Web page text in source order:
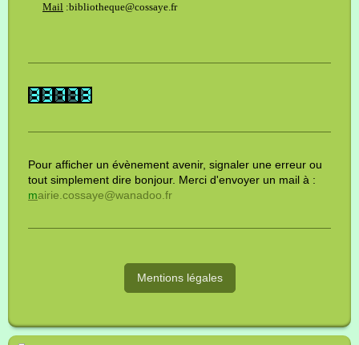
Mail :bibliotheque@cossaye.fr
Pour afficher un évènement avenir, signaler une erreur ou
tout simplement dire bonjour. Merci d'envoyer un mail à :
mairie.cossaye@wanadoo.fr
Mentions légales